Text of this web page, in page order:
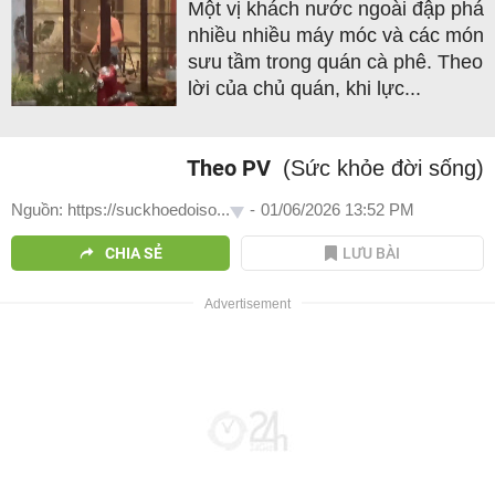
Một vị khách nước ngoài đập phá
nhiều nhiều máy móc và các món
sưu tầm trong quán cà phê. Theo
lời của chủ quán, khi lực...
Theo PV (Sức khỏe đời sống)
Nguồn: https://suckhoedoiso... - 01/06/2026 13:52 PM
CHIA SẺ LƯU BÀI